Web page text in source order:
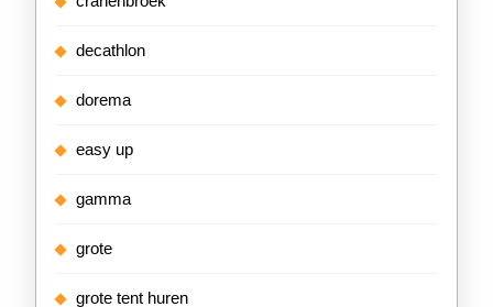
decathlon
dorema
easy up
gamma
grote
grote tent huren